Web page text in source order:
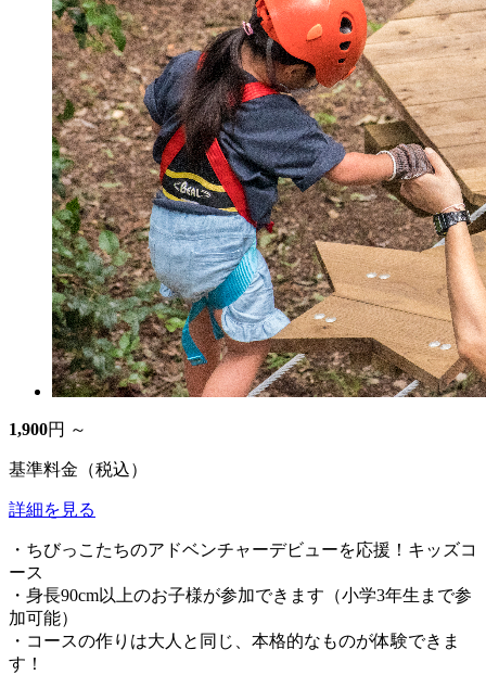
1,900円 ～
基準料金（税込）
詳細を見る
・ちびっこたちのアドベンチャーデビューを応援！キッズコ
ース
・身長90cm以上のお子様が参加できます（小学3年生まで参
加可能）
・コースの作りは大人と同じ、本格的なものが体験できま
す！